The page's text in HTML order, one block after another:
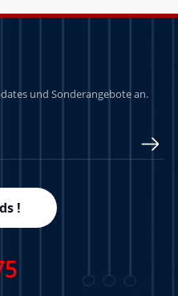
und Sonderangebote an.
!